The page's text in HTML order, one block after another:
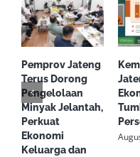
Pemprov Jateng
Terus Dorong
Pengelolaan
Minyak Jelantah,
Perkuat
Ekonomi
Keluarga dan